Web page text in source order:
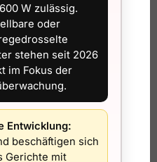
mit Idealwerten. Das sieht
im Alltag aber wenig. In
meist aus drei Gründen:
Ertragsannahmen
ist etwas anderes
Auch Geländer,
Dachkanten spielen mit.
W zulässig.
oder
stehen seit 2026
im Fokus der
Entwicklung:
beschäftigen sich
Gerichte mit